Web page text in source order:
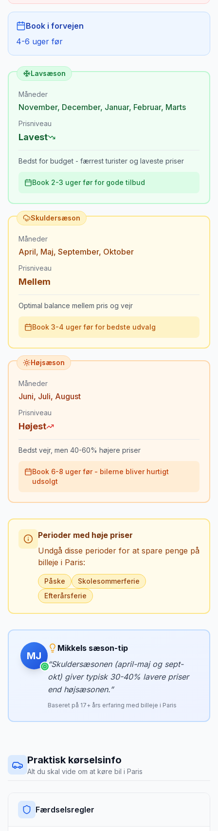
Book i forvejen
4-6 uger før
Lavsæson
Måneder
November, December, Januar, Februar, Marts
Prisniveau
Lavest
Bedst for budget - færrest turister og laveste priser
Book 2-3 uger før for gode tilbud
Skuldersæson
Måneder
April, Maj, September, Oktober
Prisniveau
Mellem
Optimal balance mellem pris og vejr
Book 3-4 uger før for bedste udvalg
Højsæson
Måneder
Juni, Juli, August
Prisniveau
Højest
Bedst vejr, men 40-60% højere priser
Book 6-8 uger før - bilerne bliver hurtigt
udsolgt
Perioder med høje priser
Undgå disse perioder for at spare penge på
billeje i Paris:
Påske
Skolesommerferie
Efterårsferie
MJ
Mikkels sæson-tip
“Skuldersæsonen (april-maj og sept-
okt) giver typisk 30-40% lavere priser
end højsæsonen.”
Baseret på 17+ års erfaring med billeje i Paris
Praktisk kørselsinfo
Alt du skal vide om at køre bil i Paris
Færdselsregler